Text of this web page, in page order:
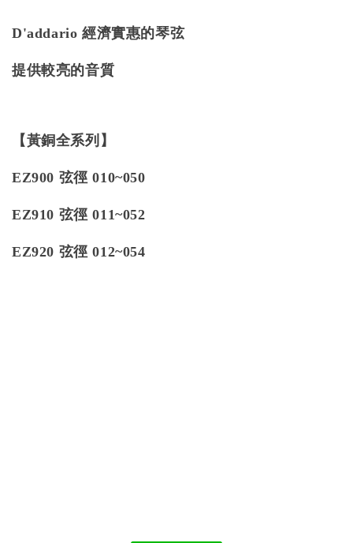
D'addario 經濟實惠的琴弦
提供較亮的音質
【黃銅全系列】
EZ900 弦徑 010~050
EZ910 弦徑 011~052
EZ920 弦徑 012~054